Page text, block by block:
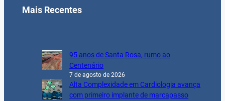
Mais Recentes
95 anos de Santa Rosa, rumo ao
Centenário
7 de agosto de 2026
Alta Complexidade em Cardiologia avança
com primeiro implante de marcapasso